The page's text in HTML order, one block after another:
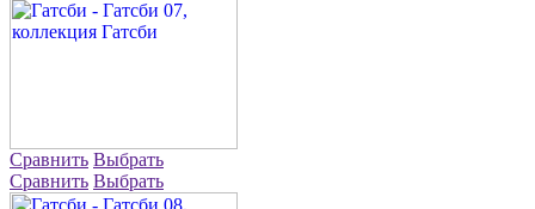
Сравнить Выбрать
Сравнить Выбрать